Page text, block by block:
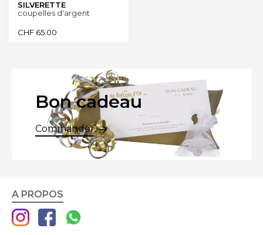
SILVERETTE
coupelles d'argent
CHF 65.00
Bon cadeau
Commander
A PROPOS